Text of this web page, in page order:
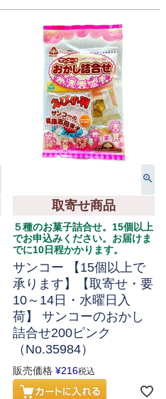
取寄せ商品
５種のお菓子詰合せ。15個以上
でお申込みください。お届けま
でに10日程かかります。
サンコー 【15個以上で
承ります】【取寄せ・要
10～14日・水曜日入
荷】 サンコーのおかし
詰合せ200ピンク
（No.35984）
販売価格 ¥216税込